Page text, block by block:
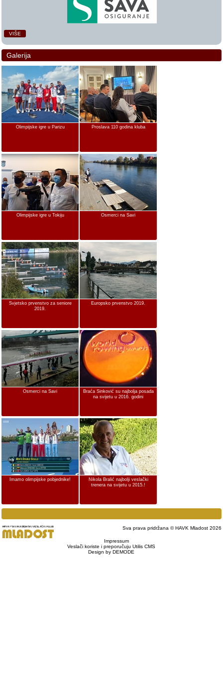
VIŠE
Galerija
Olimpijske igre u Parizu Proslava 110 godina kluba
Olimpijske igre u Tokiju Osmerci na Savi
Svjetsko prvenstvo za seniore
2019.
Europsko prvenstvo 2019.
Osmerci na Savi
Braća Sinković su najbolja posada
na svijetu u 2016. godini
Imamo olimpijske pobjednike!
Nikola Bralić najbolji veslački
trenera na svijetu u 2015.!
Sva prava pridržana © HAVK Mladost 2026
Impressum
Veslači koriste i preporučuju Utilis CMS
Design by DEMODE